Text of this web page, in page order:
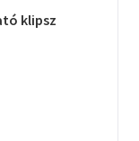
klipsz